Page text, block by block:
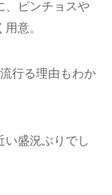
、ピンチョスや
意。
行る理由もわか
い盛況ぶりでし